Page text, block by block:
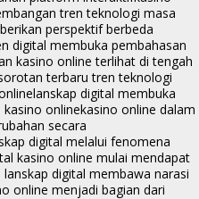
tren teknologi masa
perspektif berbeda
digital membuka pembahasan
kasino online terlihat di tengah
terbaru tren teknologi
lanskap digital membuka
onlinekasino online dalam
secara
digital melalui fenomena
kasino online mulai mendapat
digital membawa narasi
online menjadi bagian dari